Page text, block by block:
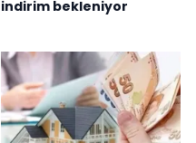
indirim bekleniyor